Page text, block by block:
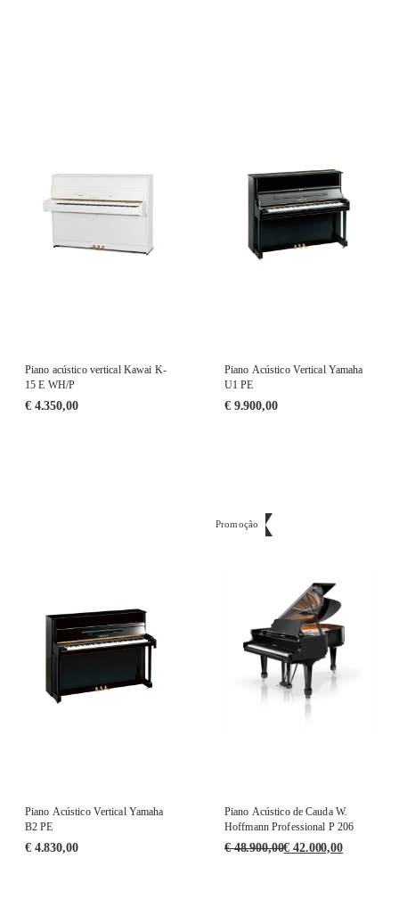
Piano acústico vertical Kawai K-
15 E WH/P
€4.350,00
Piano Acústico Vertical Yamaha
U1 PE
€9.900,00
Piano Acústico Vertical Yamaha
B2 PE
€4.830,00
Promoção
Piano Acústico de Cauda W.
Hoffmann Professional P 206
€48.900,00€ 42.000,00